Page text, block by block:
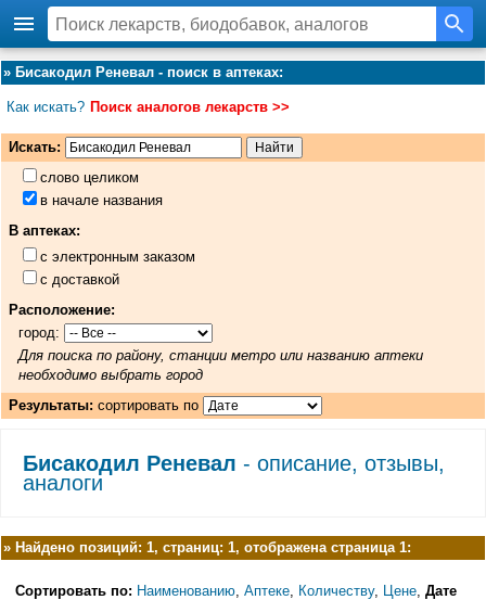
» Бисакодил Реневал - поиск в аптеках:
Как искать? Поиск аналогов лекарств >>
Искать:
слово целиком
в начале названия
В аптеках:
с электронным заказом
с доставкой
Расположение:
город:
Для поиска по району, станции метро или названию аптеки
необходимо выбрать город
Результаты: сортировать по
Бисакодил Реневал - описание, отзывы,
аналоги
» Найдено позиций: 1, страниц: 1, отображена страница 1:
Сортировать по: Наименованию Аптеке Количеству, Цене Дате